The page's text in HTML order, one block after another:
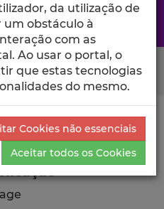
e ciência no Iscte
Descrição Detalhada da
da utilização de
um obstáculo à
com as
Ao usar o portal, o
que estas tecnologias
do mesmo.
Cookies não essenciais
Aceitar todos os Cookies